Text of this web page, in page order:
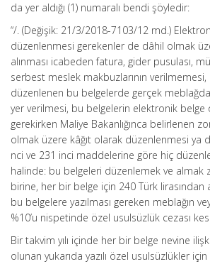
da yer aldığı (1) numaralı bendi şöyledir:
“/. (Değişik: 21/3/2018-7103/12 md.)
düzenlenmesi gerekenler de dâhil olmak
alınması icabeden fatura, gider pusulası,
serbest meslek makbuzlarının verilmemesi,
düzenlenen bu belgelerde gerçek
yer verilmesi, bu belgelerin elektronik
gerekirken Maliye Bakanlığınca belirlenen
olmak üzere kâğıt olarak düzenlenmesi ya
nci ve 231 inci maddelerine göre hiç
halinde: bu belgeleri düzenlemek ve almak
birine, her bir belge için 240 Türk lirasından
bu belgelere yazılması gereken meblağın
%10’u nispetinde özel usulsüzlük cezası
Bir takvim yılı içinde her bir belge nevine
olunan yukarıda yazılı özel usulsüzlükler